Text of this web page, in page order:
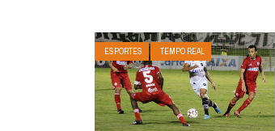
ESPORTES TEMPO REAL